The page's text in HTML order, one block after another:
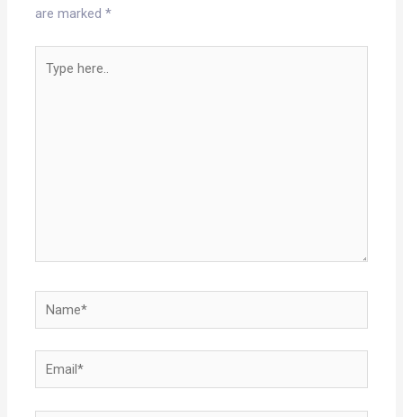
are marked*
here..
Name*
Email*